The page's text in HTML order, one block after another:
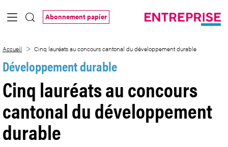
Saut au contenu principal
Abonnement papier
Accueil Cinq lauréats au concours cantonal du développement durable
Développement durable
Cinq lauréats au concours
cantonal du développement
durable